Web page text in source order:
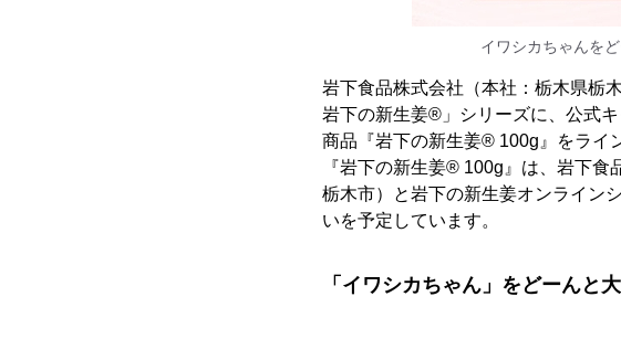
イワシカちゃんを
岩下食品株式会社（本社：栃木県栃
岩下の新生姜®」シリーズに、公式
商品『岩下の新生姜® 100g』をライ
『岩下の新生姜® 100g』は、岩下
栃木市）と岩下の新生姜オンライン
いを予定しています。
「イワシカちゃん」をどーんと